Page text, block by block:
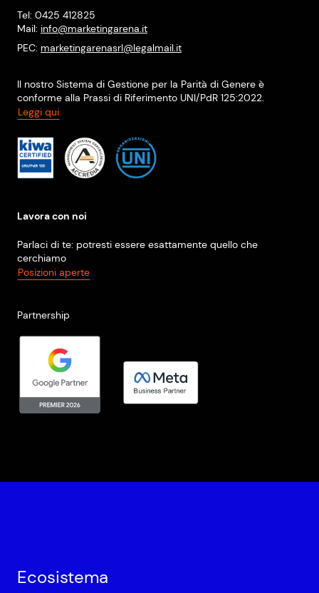
Tel: 0425 412825
Mail: info@marketingarena.it
PEC: marketingarenasrl@legalmail.it
Il nostro Sistema di Gestione per la Parità di Genere è
conforme alla Prassi di Riferimento UNI/PdR 125:2022.
Leggi qui
Lavora con noi
Parlaci di te: potresti essere esattamente quello che
cerchiamo
Posizioni aperte
Partnership
Ecosistema